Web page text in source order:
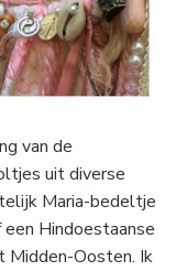
van de
uit diverse
Maria-bedeltje
Hindoestaanse
Midden-Oosten. Ik